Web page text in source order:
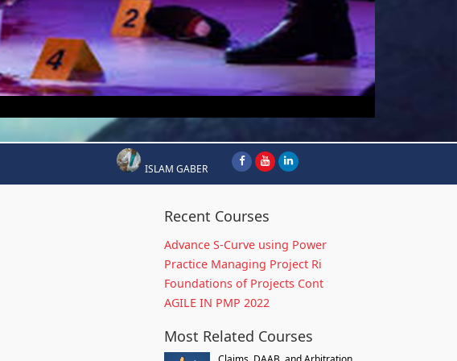
ISLAM GABER
Recent Courses
Advance S-Curve using Power
Practice Managing Project Ri
Foundations of Projects Cont
AGILE IN PMP 2022
Most Related Courses